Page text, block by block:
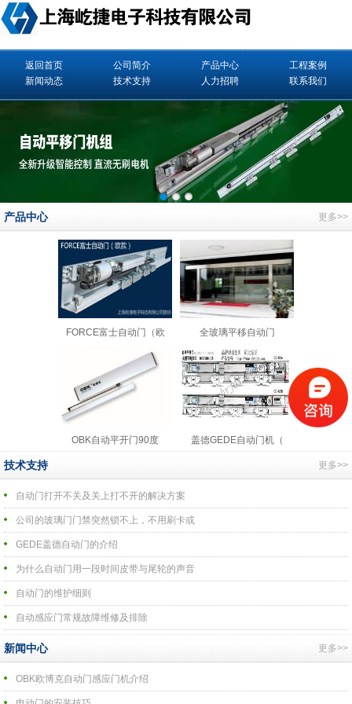
返回首页 公司简介 产品中心
工程案例
新闻动态
技术支持 人力招聘 联系我们
产品中心 更多>>
FORCE富士自动门（欧 全玻璃平移自动门
OBK自动平开门90度 盖德GEDE自动门机（
技术支持 更多>>
自动门打开不关及关上打不开的解决方案
公司的玻璃门门禁突然锁不上，不用刷卡或
GEDE盖德自动门的介绍
为什么自动门用一段时间皮带与尾轮的声音
自动门的维护细则
自动感应门常规故障维修及排除
新闻中心 更多>>
OBK欧博克自动门感应门机介绍